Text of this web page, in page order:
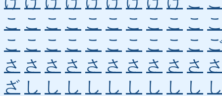
こ こ こ こ こ こ こ こ こ こ
こ こ こ こ こ こ こ こ こ こ
さ さ さ さ さ さ さ さ さ さ
ざ し し し し し し し し し